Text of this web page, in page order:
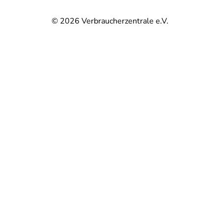
© 2026 Verbraucherzentrale e.V.